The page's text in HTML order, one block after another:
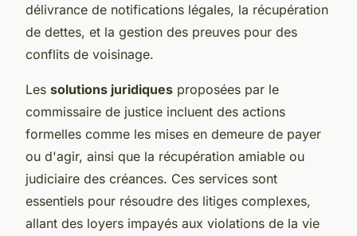
délivrance de notifications légales, la récupération
de dettes, et la gestion des preuves pour des
conflits de voisinage.
Les solutions juridiques proposées par le
commissaire de justice incluent des actions
formelles comme les mises en demeure de payer
ou d'agir, ainsi que la récupération amiable ou
judiciaire des créances. Ces services sont
essentiels pour résoudre des litiges complexes,
allant des loyers impayés aux violations de la vie